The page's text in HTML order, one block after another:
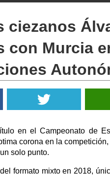
ciezanos
con Murcia
en el Campeonato de
corona en la
solo punto.
formato mixto en 2018,